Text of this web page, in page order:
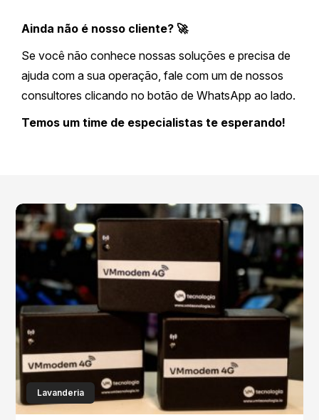
Ainda não é nosso cliente? 🚀
Se você não conhece nossas soluções e precisa de
ajuda com a sua operação, fale com um de nossos
consultores clicando no botão de WhatsApp ao lado.
Temos um time de especialistas te esperando!
Lavanderia